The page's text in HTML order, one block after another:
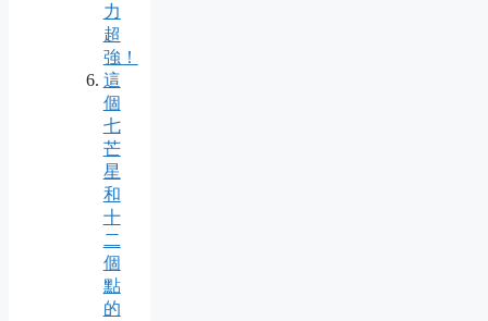
力
超
強！
這
個
七
芒
星
和
十
二
個
點
的